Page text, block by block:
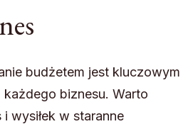
budżetem jest kluczowym
każdego biznesu. Warto
wysiłek w staranne